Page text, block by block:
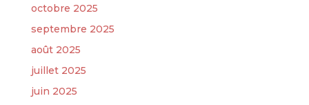
octobre 2025
septembre 2025
août 2025
juillet 2025
juin 2025